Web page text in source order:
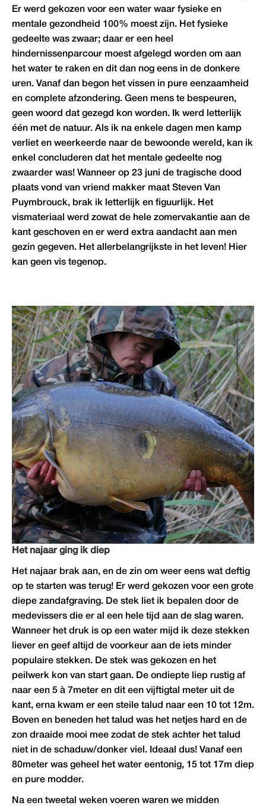
Er werd gekozen voor een water waar fysieke en
mentale gezondheid 100% moest zijn. Het fysieke
gedeelte was zwaar; daar er een heel
hindernissenparcour moest afgelegd worden om aan
het water te raken en dit dan nog eens in de donkere
uren. Vanaf dan begon het vissen in pure eenzaamheid
en complete afzondering. Geen mens te bespeuren,
geen woord dat gezegd kon worden. Ik werd letterlijk
één met de natuur. Als ik na enkele dagen men kamp
verliet en weerkeerde naar de bewoonde wereld, kan ik
enkel concluderen dat het mentale gedeelte nog
zwaarder was! Wanneer op 23 juni de tragische dood
plaats vond van vriend makker maat Steven Van
Puymbrouck, brak ik letterlijk en figuurlijk. Het
vismateriaal werd zowat de hele zomervakantie aan de
kant geschoven en er werd extra aandacht aan men
gezin gegeven. Het allerbelangrijkste in het leven! Hier
kan geen vis tegenop.
Het najaar ging ik diep
Het najaar brak aan, en de zin om weer eens wat deftig
op te starten was terug! Er werd gekozen voor een grote
diepe zandafgraving. De stek liet ik bepalen door de
medevissers die er al een hele tijd aan de slag waren.
Wanneer het druk is op een water mijd ik deze stekken
liever en geef altijd de voorkeur aan de iets minder
populaire stekken. De stek was gekozen en het
peilwerk kon van start gaan. De ondiepte liep rustig af
naar een 5 à 7meter en dit een vijftigtal meter uit de
kant, erna kwam er een steile talud naar een 10 tot 12m.
Boven en beneden het talud was het netjes hard en de
zon draaide mooi mee zodat de stek achter het talud
niet in de schaduw/donker viel. Ideaal dus! Vanaf een
80meter was geheel het water eentonig, 15 tot 17m diep
en pure modder.
Na een tweetal weken voeren waren we midden